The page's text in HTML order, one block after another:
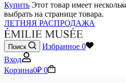
Купить Этот товар имеет
выбрать на странице товара.
ЛЕТНЯЯ РАСПРОДАЖА
Поиск Избранное 0
Вход
Корзина0₽ 0